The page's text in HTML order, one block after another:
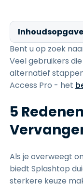
Inhoudsopgave
Bent u op zoek
Veel gebruikers
alternatief
Access Pro - het
5
Als je overweegt
biedt Splashtop
sterkere keuze